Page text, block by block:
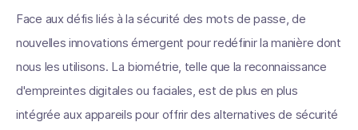
Face aux défis liés à la sécurité des mots de passe, de
nouvelles innovations émergent pour redéfinir la manière dont
nous les utilisons. La biométrie, telle que la reconnaissance
d'empreintes digitales ou faciales, est de plus en plus
intégrée aux appareils pour offrir des alternatives de sécurité